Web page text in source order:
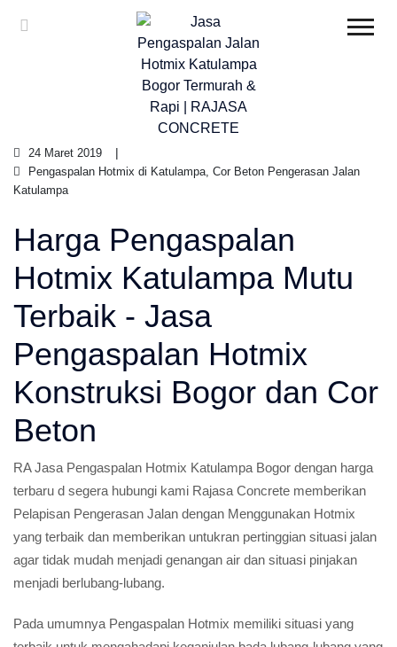
24 Maret 2019
Pengaspalan Hotmix di Katulampa, Cor Beton Pengerasan Jalan
Katulampa
Harga Pengaspalan
Hotmix Katulampa Mutu
Terbaik - Jasa
Pengaspalan Hotmix
Konstruksi Bogor dan Cor
Beton
RA Jasa Pengaspalan Hotmix Katulampa Bogor dengan harga
terbaru d segera hubungi kami Rajasa Concrete memberikan
Pelapisan Pengerasan Jalan dengan Menggunakan Hotmix
yang terbaik dan memberikan untukran pertinggian situasi jalan
agar tidak mudah menjadi genangan air dan situasi pinjakan
menjadi berlubang-lubang.
Pada umumnya Pengaspalan Hotmix memiliki situasi yang